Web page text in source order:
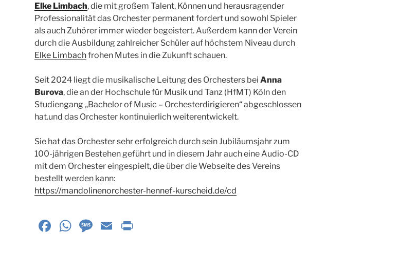
Elke Limbach, die mit großem Talent, Können und herausragender
Professionalität das Orchester permanent fordert und sowohl Spieler
als auch Zuhörer immer wieder begeistert. Außerdem kann der Verein
durch die Ausbildung zahlreicher Schüler auf höchstem Niveau durch
Elke Limbachfrohen Mutes in die Zukunft schauen.
Seit 2024 liegt die musikalische Leitung des Orchesters bei Anna
Burova, die an der Hochschule für Musik und Tanz (HfMT) Köln den
Studiengang „Bachelor of Music – Orchesterdirigieren“ abgeschlossen
hat.und das Orchester kontinuierlich weiterentwickelt.
Sie hat das Orchester sehr erfolgreich durch sein Jubiläumsjahr zum
100-jährigen Bestehen geführt und in diesem Jahr auch eine Audio-CD
mit dem Orchester eingespielt, die über die Webseite des Vereins
bestellt werden kann:
https://mandolinenorchester-hennef-kurscheid.de/cd
F
W M
E